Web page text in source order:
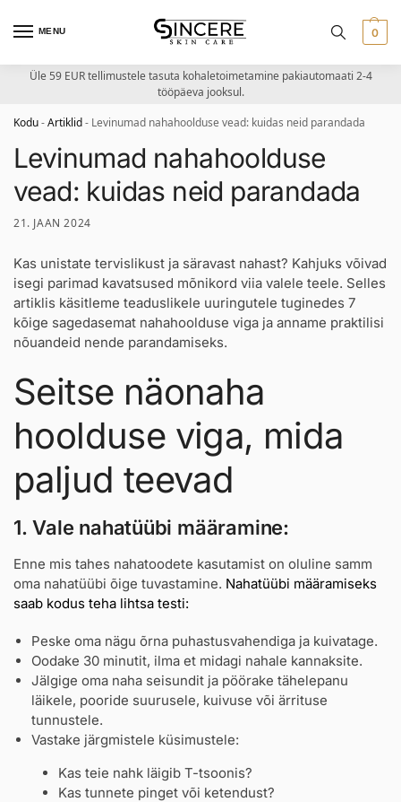
MENU 0
Üle 59 EUR tellimustele tasuta kohaletoimetamine pakiautomaati 2-4
tööpäeva jooksul.
Kodu-Artiklid- Levinumad nahahoolduse vead: kuidas neid parandada
Levinumad nahahoolduse
vead: kuidas neid parandada
21. JAAN 2024
Kas unistate tervislikust ja säravast nahast? Kahjuks võivad
isegi parimad kavatsused mõnikord viia valele teele. Selles
artiklis käsitleme teaduslikele uuringutele tuginedes 7
kõige sagedasemat nahahoolduse viga ja anname praktilisi
nõuandeid nende parandamiseks.
Seitse näonaha
hoolduse viga, mida
paljud teevad
1. Vale nahatüübi määramine:
Enne mis tahes nahatoodete kasutamist on oluline samm
oma nahatüübi õige tuvastamine. Nahatüübi määramiseks
saab kodus teha lihtsa testi:
Peske oma nägu õrna puhastusvahendiga ja kuivatage.
Oodake 30 minutit, ilma et midagi nahale kannaksite.
Jälgige oma naha seisundit ja pöörake tähelepanu
läikele, pooride suurusele, kuivuse või ärrituse
tunnustele.
Vastake järgmistele küsimustele:
Kas teie nahk läigib T-tsoonis?
Kas tunnete pinget või ketendust?